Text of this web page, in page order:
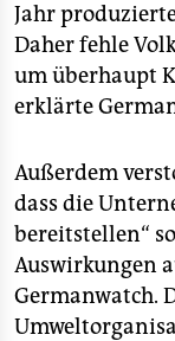
Jahr
Daher fehle
um überhaupt
erklärte
Außerdem
dass die
bereitstellen“
Auswirkungen
Germanwatch.